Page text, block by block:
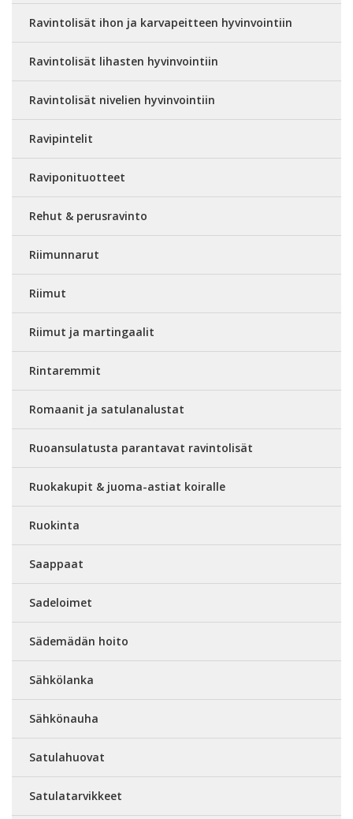
Ravintolisät ihon ja karvapeitteen hyvinvointiin
Ravintolisät lihasten hyvinvointiin
Ravintolisät nivelien hyvinvointiin
Ravipintelit
Raviponituotteet
Rehut & perusravinto
Riimunnarut
Riimut
Riimut ja martingaalit
Rintaremmit
Romaanit ja satulanalustat
Ruoansulatusta parantavat ravintolisät
Ruokakupit & juoma-astiat koiralle
Ruokinta
Saappaat
Sadeloimet
Sädemädän hoito
Sähkölanka
Sähkönauha
Satulahuovat
Satulatarvikkeet